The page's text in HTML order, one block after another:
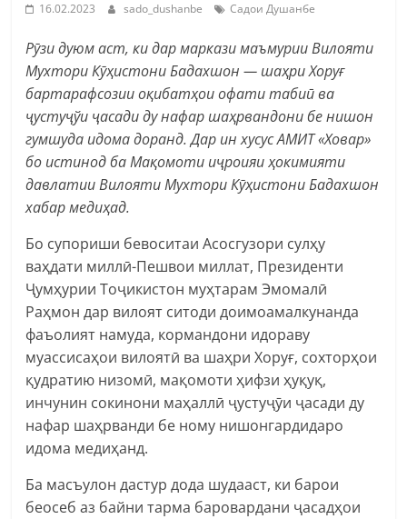
16.02.2023 sado_dushanbe Садои Душанбе
Рӯзи дуюм аст, ки дар маркази маъмурии Вилояти
Мухтори Кӯҳистони Бадахшон — шаҳри Хоруғ
бартарафсозии оқибатҳои офати табиӣ ва
ҷустуҷўи ҷасади ду нафар шаҳрвандони бе нишон
гумшуда идома доранд. Дар ин хусус АМИТ «Ховар»
бо истинод ба Мақомоти иҷроияи ҳокимияти
давлатии Вилояти Мухтори Кӯҳистони Бадахшон
хабар медиҳад.
Бо супориши бевоситаи Асосгузори сулҳу
ваҳдати миллӣ-Пешвои миллат, Президенти
Ҷумҳурии Тоҷикистон муҳтарам Эмомалӣ
Раҳмон дар вилоят ситоди доимоамалкунанда
фаъолият намуда, кормандони идораву
муассисаҳои вилоятӣ ва шаҳри Хоруғ, сохторҳои
қудратию низомӣ, мақомоти ҳифзи ҳуқуқ,
инчунин сокинони маҳаллӣ ҷустуҷӯи ҷасади ду
нафар шаҳрванди бе ному нишонгардидаро
идома медиҳанд.
Ба масъулон дастур дода шудааст, ки барои
беосеб аз байни тарма баровардани ҷасадҳои